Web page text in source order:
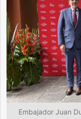
Embajador Juan